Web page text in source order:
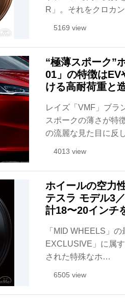
R」。それをクロカ
5169 view
“極薄スポーク”
01」の特徴はEV
ける高耐荷重と
レイズ「VMF」ブラ
スポークの薄さが特
の流麗な見た目に反
4013 view
ホイールの空力
テスラ モデル3
計18〜20インチ
「MID WHEELS」
EXCLUSIVE」に属
された特殊なホ…
6505 view